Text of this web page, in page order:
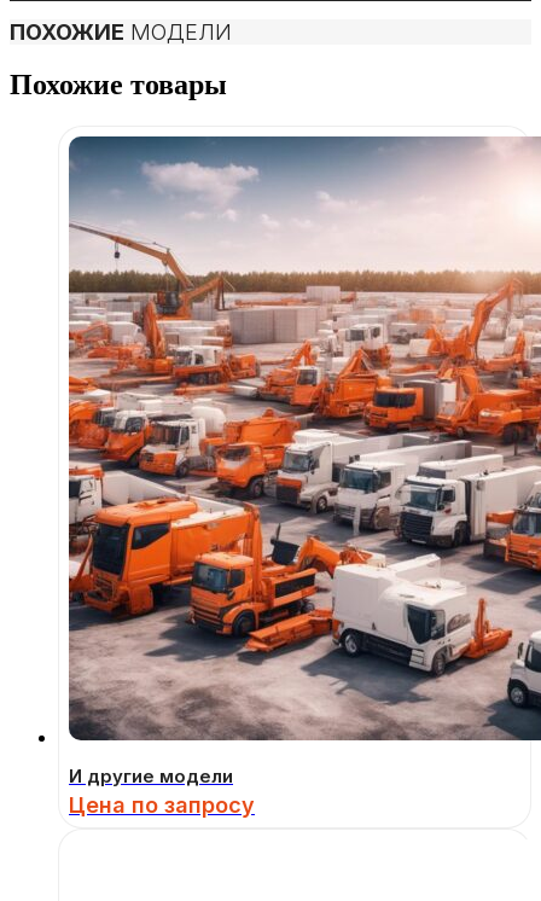
ПОХОЖИЕ МОДЕЛИ
Похожие товары
И другие модели
Цена по запросу